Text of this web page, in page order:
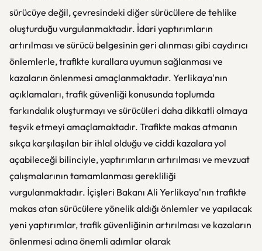
sürücüye değil, çevresindeki diğer sürücülere de tehlike
oluşturduğu vurgulanmaktadır. İdari yaptırımların
artırılması ve sürücü belgesinin geri alınması gibi caydırıcı
önlemlerle, trafikte kurallara uyumun sağlanması ve
kazaların önlenmesi amaçlanmaktadır. Yerlikaya'nın
açıklamaları, trafik güvenliği konusunda toplumda
farkındalık oluşturmayı ve sürücüleri daha dikkatli olmaya
teşvik etmeyi amaçlamaktadır. Trafikte makas atmanın
sıkça karşılaşılan bir ihlal olduğu ve ciddi kazalara yol
açabileceği bilinciyle, yaptırımların artırılması ve mevzuat
çalışmalarının tamamlanması gerekliliği
vurgulanmaktadır. İçişleri Bakanı Ali Yerlikaya'nın trafikte
makas atan sürücülere yönelik aldığı önlemler ve yapılacak
yeni yaptırımlar, trafik güvenliğinin artırılması ve kazaların
önlenmesi adına önemli adımlar olarak